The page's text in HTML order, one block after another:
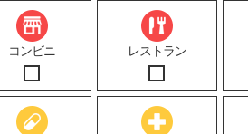
コンビニ レストラン